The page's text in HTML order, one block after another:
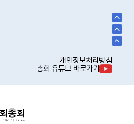
개인정보처리방침
총회 유튜브 바로가기